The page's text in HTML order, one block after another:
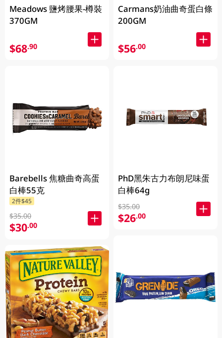
Meadows 鹽烤腰果-樽裝
370GM
$68.90
Barebells 焦糖曲奇高蛋
白棒55克
2件$45
$35.00
$30.00
Carmans奶油曲奇蛋白條
200GM
$56.00
PhD黑朱古力布朗尼味蛋
白棒64g
$35.00
$26.00